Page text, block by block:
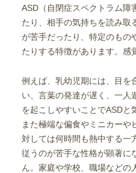
ASD（自閉症スペクトラム障
たり、相手の気持ちを読み取
が苦手だったり、特定のもの
たりする特徴があります。感
例えば、乳幼児期には、目を
い、言葉の発達が遅く、一人
を起こしやすいことでASDと
また極端な偏食やミニカーや
対しては何時間も熱中する一
従うのが苦手な性格が顕著に
ん。家庭や学校、職場などの